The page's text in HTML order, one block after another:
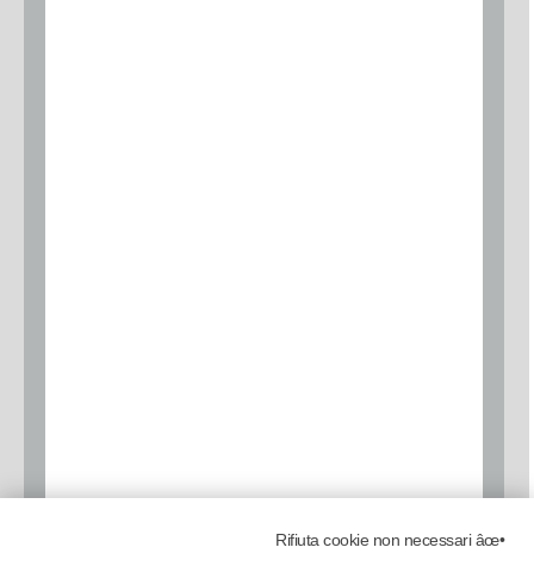
Rifiuta cookie non necessari âœ•